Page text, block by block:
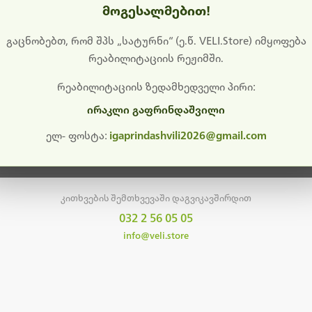
გიხდით შეფერხებისთვის. ამჟამად მიმდინარეობს
განახლება და ტექნიკური სამუშაოები.
მალე ისევ ხელმისაწვდომი იქნება. გმადლობთ მოთმინებისთვის!
მთავარ გვერდზე დაბრუნება
კითხვების შემთხვევაში დაგვიკავშირდით
032 2 56 05 05
info@veli.store
მოგესალმებით!
გაცნობებთ, რომ შპს „სატურნი“ (ე.წ. VELI.Store) იმყოფება
რეაბილიტაციის რეჟიმში.
რეაბილიტაციის ზედამხედველი პირი:
ირაკლი გაფრინდაშვილი
ელ- ფოსტა: igaprindashvili2026@gmail.com